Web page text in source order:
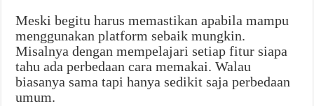
Meski begitu harus memastikan apabila mampu
menggunakan platform sebaik mungkin.
Misalnya dengan mempelajari setiap fitur siapa
tahu ada perbedaan cara memakai. Walau
biasanya sama tapi hanya sedikit saja perbedaan
umum.